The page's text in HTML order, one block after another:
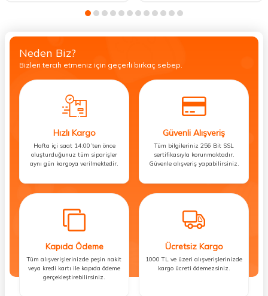
Neden Biz?
Bizleri tercih etmeniz için geçerli birkaç sebep.
Hızlı Kargo
Hafta içi saat 14:00’ten önce
oluşturduğunuz tüm siparişler
aynı gün kargoya verilmektedir.
Güvenli Alışveriş
Tüm bilgileriniz 256 Bit SSL
sertifikasıyla korunmaktadır.
Güvenle alışveriş yapabilirsiniz.
Kapıda Ödeme
Tüm alışverişlerinizde peşin nakit
veya kredi kartı ile kapıda ödeme
gerçekleştirebilirsiniz.
Ücretsiz Kargo
1000 TL ve üzeri alışverişlerinizde
kargo ücreti ödemezsiniz.